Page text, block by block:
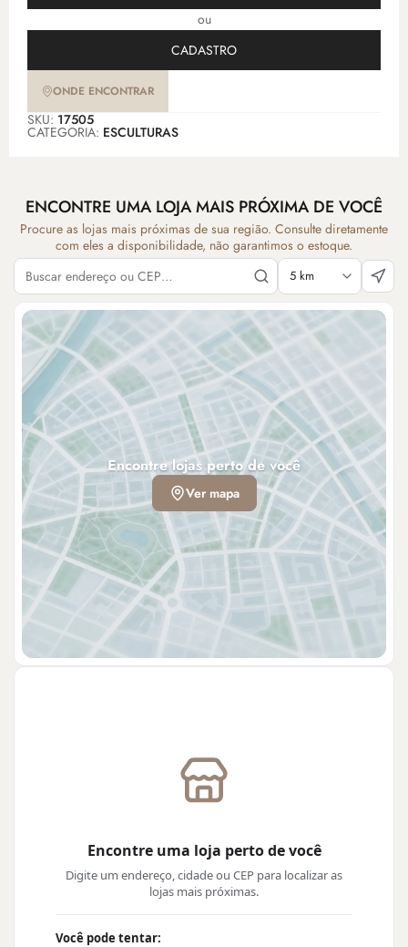
ou
CADASTRO
ONDE ENCONTRAR
SKU: 17505
CATEGORIA: ESCULTURAS
ENCONTRE UMA LOJA MAIS PRÓXIMA DE VOCÊ
Procure as lojas mais próximas de sua região. Consulte diretamente
com eles a disponibilidade, não garantimos o estoque.
Encontre uma loja perto de você
Digite um endereço, cidade ou CEP para localizar as
lojas mais próximas.
Você pode tentar:
Encontre lojas perto de você
Ver mapa